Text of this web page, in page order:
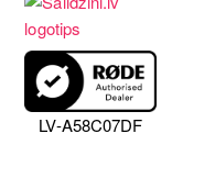
LV-A58C07DF